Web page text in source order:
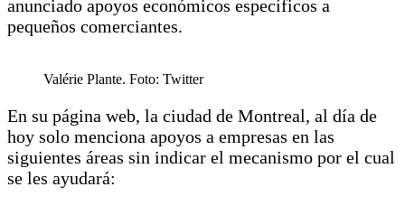
anunciado apoyos económicos específicos a
pequeños comerciantes.
Valérie Plante. Foto: Twitter
En su página web, la ciudad de Montreal, al día de
hoy solo menciona apoyos a empresas en las
siguientes áreas sin indicar el mecanismo por el cual
se les ayudará: